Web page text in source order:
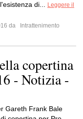
di...
Leggere il
da
Intrattenimento
copertina
- Notizia -
Gareth Frank Bale